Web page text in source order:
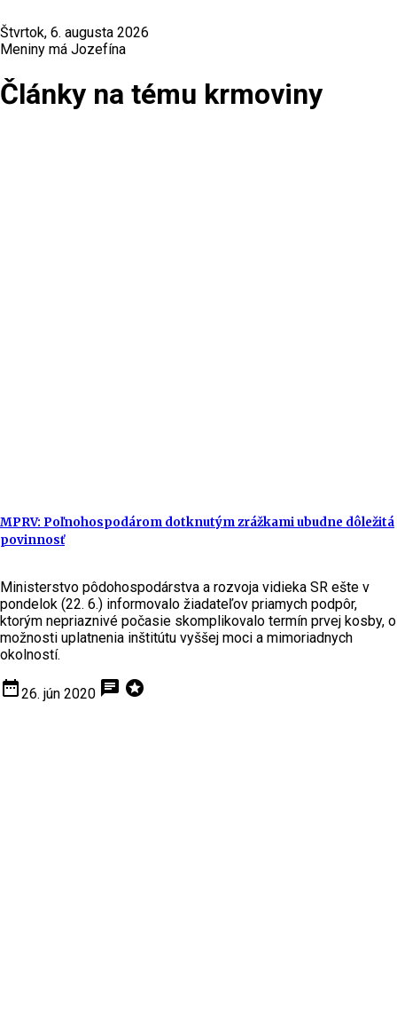
Štvrtok, 6. augusta 2026
Meniny má Jozefína
Články na tému krmoviny
MPRV: Poľnohospodárom dotknutým zrážkami ubudne dôležitá
povinnosť
Ministerstvo pôdohospodárstva a rozvoja vidieka SR ešte v
pondelok (22. 6.) informovalo žiadateľov priamych podpôr,
ktorým nepriaznivé počasie skomplikovalo termín prvej kosby, o
možnosti uplatnenia inštitútu vyššej moci a mimoriadnych
okolností.
date_range26. jún 2020 chat stars